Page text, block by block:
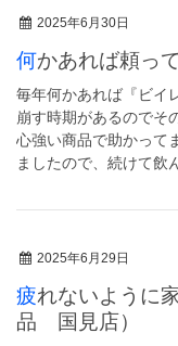
2025年6月30日
何かあれば頼
毎年何かあれば『ビイ
崩す時期があるのでそ
心強い商品で助かって
ましたので、続けて
2025年6月29日
疲れないように家族で愛用しています。（中央薬
品 国見店）